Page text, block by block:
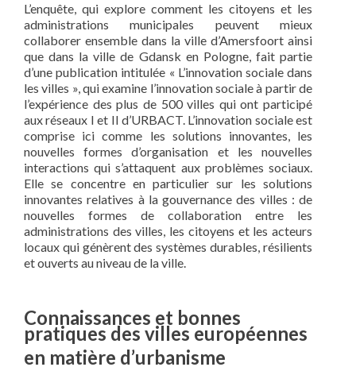
L’enquête, qui explore comment les citoyens et les
administrations municipales peuvent mieux
collaborer ensemble dans la ville d’Amersfoort ainsi
que dans la ville de Gdansk en Pologne, fait partie
d’une publication intitulée « L’innovation sociale dans
les villes », qui examine l’innovation sociale à partir de
l’expérience des plus de 500 villes qui ont participé
aux réseaux I et II d’URBACT. L’innovation sociale est
comprise ici comme les solutions innovantes, les
nouvelles formes d’organisation et les nouvelles
interactions qui s’attaquent aux problèmes sociaux.
Elle se concentre en particulier sur les solutions
innovantes relatives à la gouvernance des villes : de
nouvelles formes de collaboration entre les
administrations des villes, les citoyens et les acteurs
locaux qui génèrent des systèmes durables, résilients
et ouverts au niveau de la ville.
Connaissances et bonnes
pratiques des villes européennes
en matière d’urbanisme